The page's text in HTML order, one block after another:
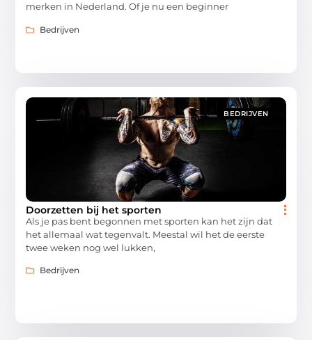
merken in Nederland. Of je nu een beginner
Bedrijven
BEDRIJVEN
Doorzetten bij het sporten
Als je pas bent begonnen met sporten kan het zijn dat
het allemaal wat tegenvalt. Meestal wil het de eerste
twee weken nog wel lukken,
Bedrijven